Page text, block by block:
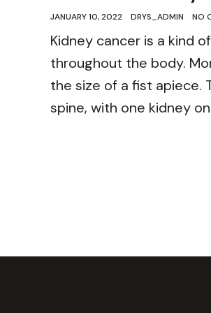
JANUARY 10, 2022 DRYS_ADMIN NO
Kidney cancer is a kind
throughout the body.
the size of a fist apiece.
spine, with one kidney